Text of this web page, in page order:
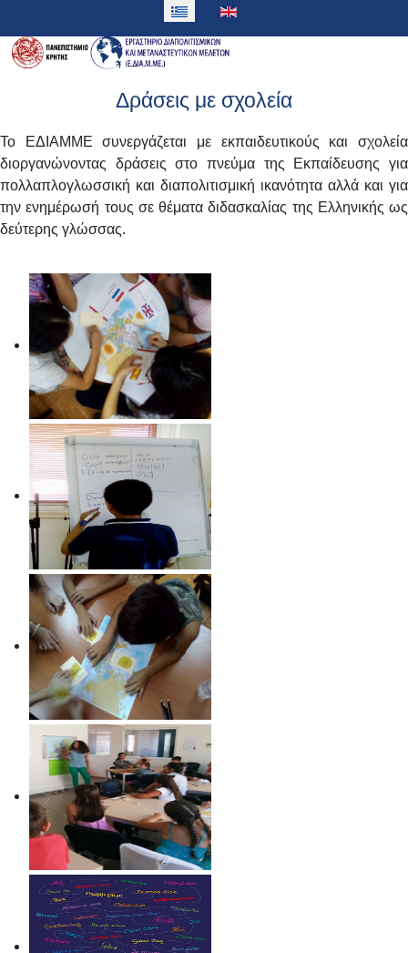
Δράσεις με σχολεία
Το ΕΔΙΑΜΜΕ συνεργάζεται με εκπαιδευτικούς και σχολεία
διοργανώνοντας δράσεις στο πνεύμα της Εκπαίδευσης για
πολλαπλογλωσσική και διαπολιτισμική ικανότητα αλλά και για
την ενημέρωσή τους σε θέματα διδασκαλίας της Ελληνικής ως
δεύτερης γλώσσας.